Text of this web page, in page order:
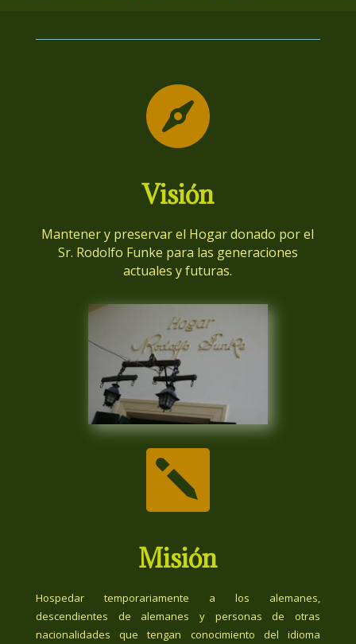

Visión
Mantener y preservar el Hogar donado por el
Sr. Rodolfo Funke para las generaciones
actuales y futuras.

Misión
Hospedar temporariamente a los alemanes,
descendientes de alemanes y personas de otras
nacionalidades que tengan conocimiento del idioma